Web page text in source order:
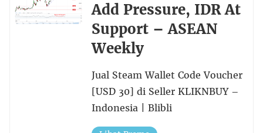
Add Pressure, IDR At
Support – ASEAN
Weekly
Jual Steam Wallet Code Voucher
[USD 30] di Seller KLIKNBUY –
Indonesia | Blibli